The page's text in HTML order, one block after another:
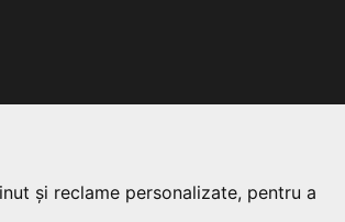
și reclame personalizate, pentru a